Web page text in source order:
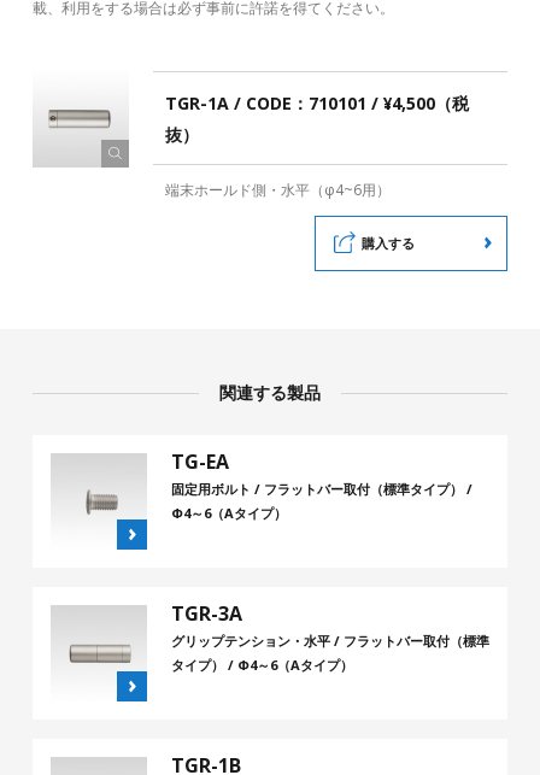
載、利用をする場合は必ず事前に許諾を得てください。
TGR-1A / CODE：710101 / ¥4,500（税
抜）
端末ホールド側・水平（φ4~6用）
購入する
関連する製品
TG-EA
固定用ボルト / フラットバー取付（標準タイプ） /
Φ4～6（Aタイプ）
TGR-3A
グリップテンション・水平 / フラットバー取付（標準
タイプ） / Φ4～6（Aタイプ）
TGR-1B